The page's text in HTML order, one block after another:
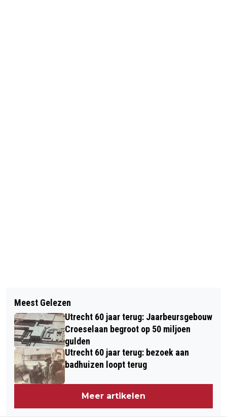
GEMEENTE EN SCHOOLBESTUREN
WILLEN ALLE SCHOOLGEBOUWEN
AARDGASVRIJE MAKEN
SPEL VAN HKU-STUDENTEN
GENOMINEERD VOOR MEDISCHE
COMMUNICATIEPRIJS
Meest Gelezen
Utrecht 60 jaar terug: Jaarbeursgebouw
Croeselaan begroot op 50 miljoen
gulden
Utrecht 60 jaar terug: bezoek aan
badhuizen loopt terug
Meer artikelen